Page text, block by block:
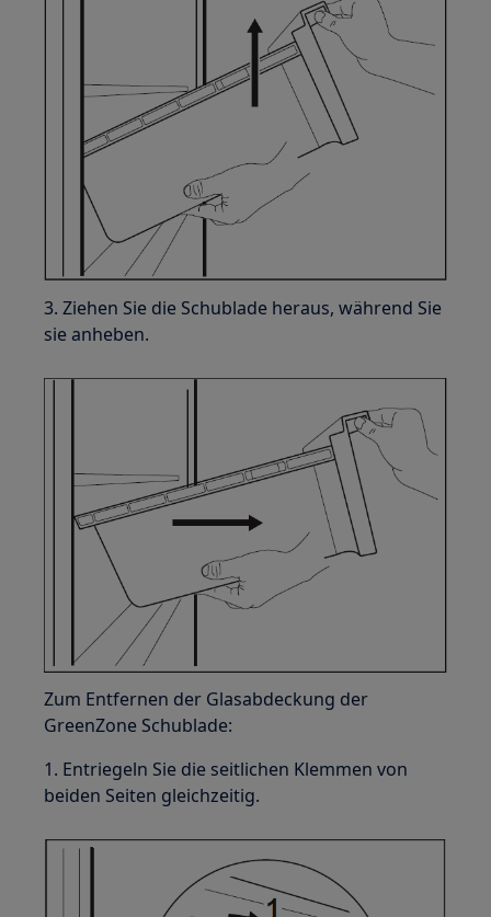
3. Ziehen Sie die Schublade heraus, während Sie
sie anheben.
Zum Entfernen der Glasabdeckung der
GreenZone Schublade:
1. Entriegeln Sie die seitlichen Klemmen von
beiden Seiten gleichzeitig.